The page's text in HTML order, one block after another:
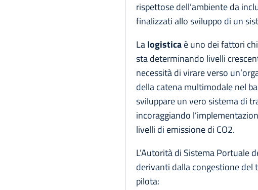
rispettose dell’ambiente da
finalizzati allo sviluppo di un
Lalogisticaè uno dei fattori
sta determinando livelli
necessità di virare verso
della catena multimodale nel
sviluppare un vero sistema di
incoraggiando
livelli di emissione di CO2.
L’Autorità di Sistema Portuale
derivanti dalla congestione del
pilota: